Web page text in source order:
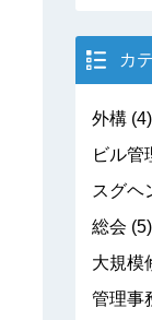
カ
外構 (4)
ビル管
スグヘ
総会 (5)
大規模
管理事